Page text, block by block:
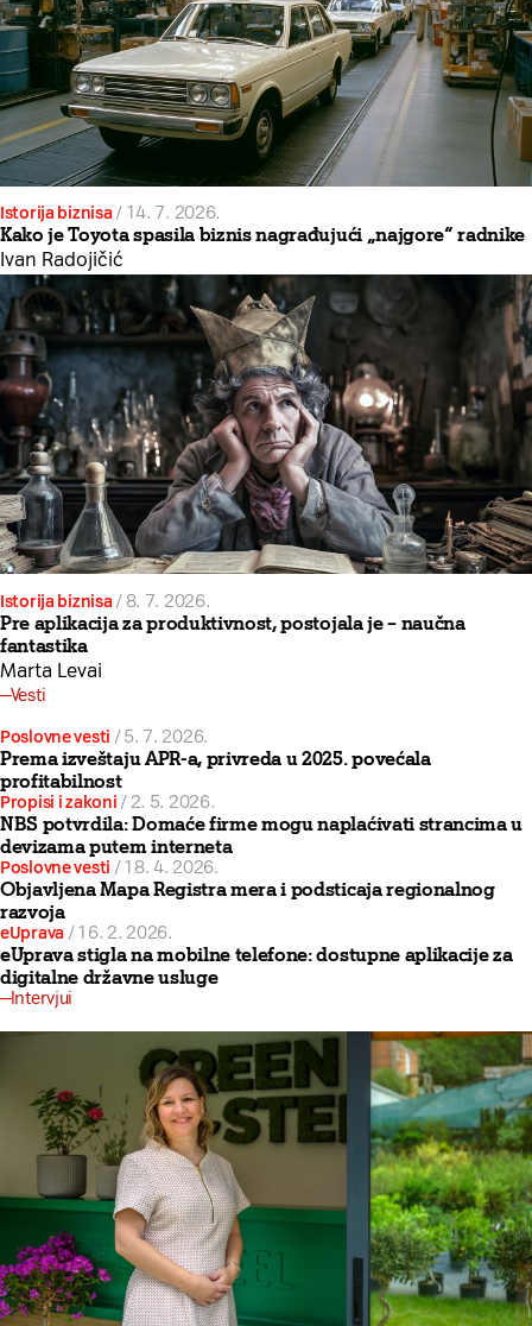
Istorija biznisa / 14. 7. 2026.
Kako je Toyota spasila biznis nagrađujući „najgore“ radnike
Ivan Radojičić
Istorija biznisa /8. 7. 2026.
Pre aplikacija za produktivnost, postojala je – naučna
fantastika
Marta Levai
Vesti
Poslovne vesti /5. 7. 2026.
Prema izveštaju APR-a, privreda u 2025. povećala
profitabilnost
Propisi i zakoni /2. 5. 2026.
NBS potvrdila: Domaće firme mogu naplaćivati strancima u
devizama putem interneta
Poslovne vesti /18. 4. 2026.
Objavljena Mapa Registra mera i podsticaja regionalnog
razvoja
eUprava /16. 2. 2026.
eUprava stigla na mobilne telefone: dostupne aplikacije za
digitalne državne usluge
Intervjui